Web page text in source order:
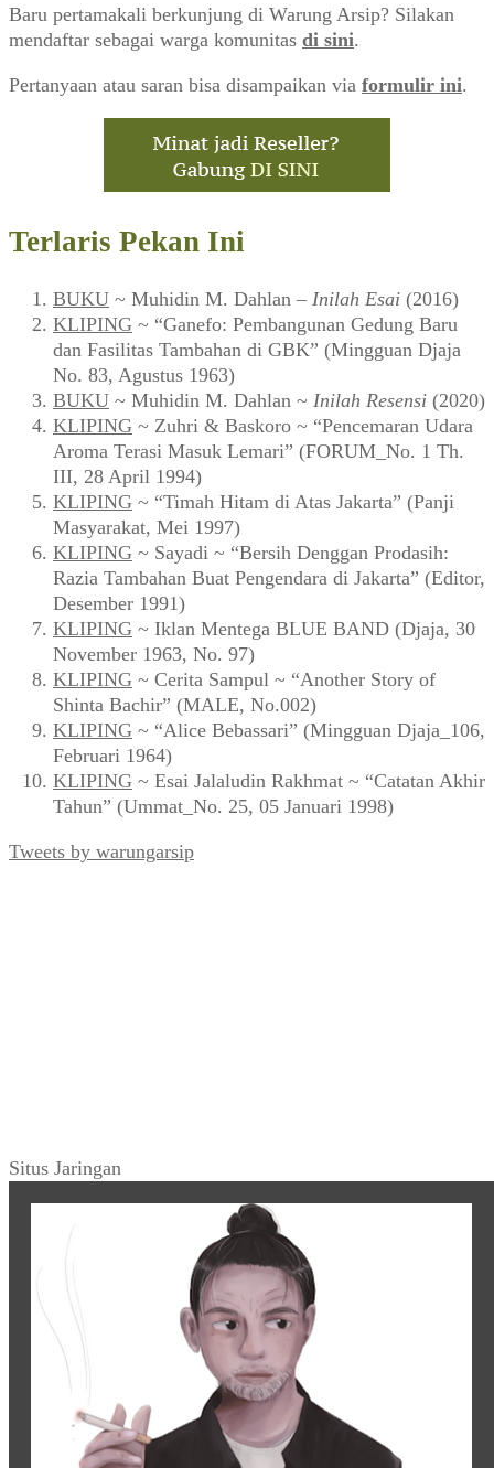
Baru pertamakali berkunjung di Warung Arsip? Silakan
mendaftar sebagai warga komunitas di sini.
Pertanyaan atau saran bisa disampaikan via formulir ini.
Terlaris Pekan Ini
BUKU ~ Muhidin M. Dahlan – Inilah Esai (2016)
KLIPING ~ “Ganefo: Pembangunan Gedung Baru
dan Fasilitas Tambahan di GBK” (Mingguan Djaja
No. 83, Agustus 1963)
BUKU ~ Muhidin M. Dahlan ~ Inilah Resensi (2020)
KLIPING ~ Zuhri & Baskoro ~ “Pencemaran Udara
Aroma Terasi Masuk Lemari” (FORUM_No. 1 Th.
III, 28 April 1994)
KLIPING ~ “Timah Hitam di Atas Jakarta” (Panji
Masyarakat, Mei 1997)
KLIPING ~ Sayadi ~ “Bersih Denggan Prodasih:
Razia Tambahan Buat Pengendara di Jakarta” (Editor,
Desember 1991)
KLIPING ~ Iklan Mentega BLUE BAND (Djaja, 30
November 1963, No. 97)
KLIPING ~ Cerita Sampul ~ “Another Story of
Shinta Bachir” (MALE, No.002)
KLIPING ~ “Alice Bebassari” (Mingguan Djaja_106,
Februari 1964)
KLIPING ~ Esai Jalaludin Rakhmat ~ “Catatan Akhir
Tahun” (Ummat_No. 25, 05 Januari 1998)
Tweets by warungarsip
Situs Jaringan